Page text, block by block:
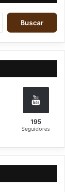
c
a
:
195
Seguidores